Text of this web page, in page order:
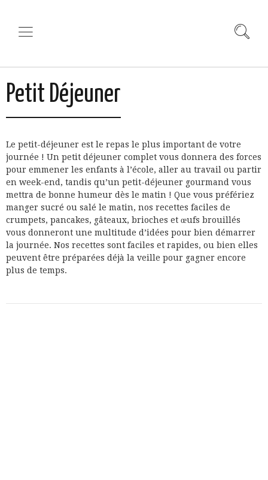
Petit Déjeuner
Le petit-déjeuner est le repas le plus important de votre
journée ! Un petit déjeuner complet vous donnera des forces
pour emmener les enfants à l’école, aller au travail ou partir
en week-end, tandis qu’un petit-déjeuner gourmand vous
mettra de bonne humeur dès le matin ! Que vous préfériez
manger sucré ou salé le matin, nos recettes faciles de
crumpets, pancakes, gâteaux, brioches et œufs brouillés
vous donneront une multitude d’idées pour bien démarrer
la journée. Nos recettes sont faciles et rapides, ou bien elles
peuvent être préparées déjà la veille pour gagner encore
plus de temps.